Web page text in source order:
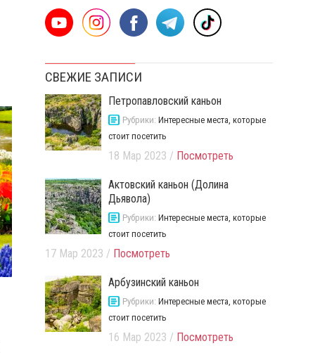
СВЕЖИЕ ЗАПИСИ
Петропавловский каньон
Рубрики:Интересные места, которые
стоит посетить
18 Мар 2023 / Посмотреть
Актовский каньон (Долина
Дьявола)
Рубрики:Интересные места, которые
стоит посетить
17 Мар 2023 / Посмотреть
Арбузинский каньон
Рубрики:Интересные места, которые
стоит посетить
16 Мар 2023 / Посмотреть